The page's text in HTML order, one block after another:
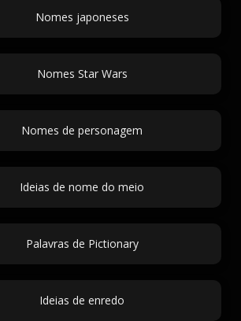
Nomes japoneses
Nomes Star Wars
Nomes de personagem
Ideias de nome do meio
Palavras de Pictionary
Ideias de enredo